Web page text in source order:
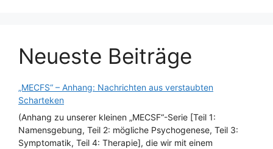
Neueste Beiträge
„MECFS“ – Anhang: Nachrichten aus verstaubten
Scharteken
(Anhang zu unserer kleinen „MECSF“-Serie [Teil 1:
Namensgebung, Teil 2: mögliche Psychogenese, Teil 3:
Symptomatik, Teil 4: Therapie], die wir mit einem